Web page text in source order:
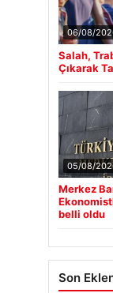
06/08/
Salah,
Çıkarak
05/08/
Merkez
belli oldu
Son